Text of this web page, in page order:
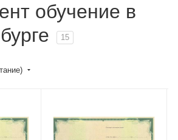
обучение в
15